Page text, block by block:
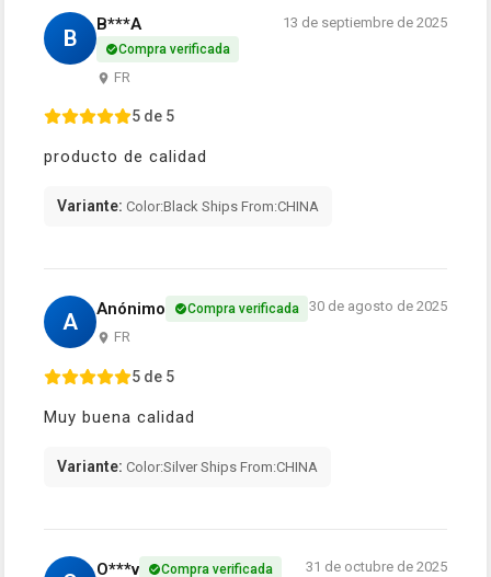
B
B***A
Compra verificada
FR
13 de septiembre de 2025
5 de 5
producto de calidad
Variante: Color:Black Ships From:CHINA
A Anónimo Compra verificada
FR
30 de agosto de 2025
5 de 5
Muy buena calidad
Variante: Color:Silver Ships From:CHINA
O***v Compra verificada 31 de octubre de 2025